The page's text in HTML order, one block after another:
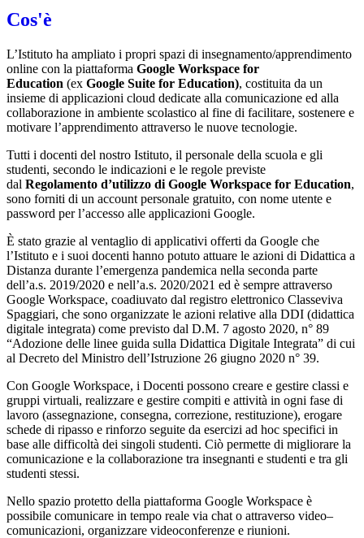
Cos'è
L’Istituto ha ampliato i propri spazi di insegnamento/apprendimento
online con la piattaforma Google Workspace for
Education (ex Google Suite for Education), costituita da un
insieme di applicazioni cloud dedicate alla comunicazione ed alla
collaborazione in ambiente scolastico al fine di facilitare, sostenere e
motivare l’apprendimento attraverso le nuove tecnologie.
Tutti i docenti del nostro Istituto, il personale della scuola e gli
studenti, secondo le indicazioni e le regole previste
dal Regolamento d’utilizzo di Google Workspace for Education,
sono forniti di un account personale gratuito, con nome utente e
password per l’accesso alle applicazioni Google.
È stato grazie al ventaglio di applicativi offerti da Google che
l’Istituto e i suoi docenti hanno potuto attuare le azioni di Didattica a
Distanza durante l’emergenza pandemica nella seconda parte
dell’a.s. 2019/2020 e nell’a.s. 2020/2021 ed è sempre attraverso
Google Workspace, coadiuvato dal registro elettronico Classeviva
Spaggiari, che sono organizzate le azioni relative alla DDI (didattica
digitale integrata) come previsto dal D.M. 7 agosto 2020, n° 89
“Adozione delle linee guida sulla Didattica Digitale Integrata” di cui
al Decreto del Ministro dell’Istruzione 26 giugno 2020 n° 39.
Con Google Workspace, i Docenti possono creare e gestire classi e
gruppi virtuali, realizzare e gestire compiti e attività in ogni fase di
lavoro (assegnazione, consegna, correzione, restituzione), erogare
schede di ripasso e rinforzo seguite da esercizi ad hoc specifici in
base alle difficoltà dei singoli studenti. Ciò permette di migliorare la
comunicazione e la collaborazione tra insegnanti e studenti e tra gli
studenti stessi.
Nello spazio protetto della piattaforma Google Workspace è
possibile comunicare in tempo reale via chat o attraverso video–
comunicazioni, organizzare videoconferenze e riunioni.